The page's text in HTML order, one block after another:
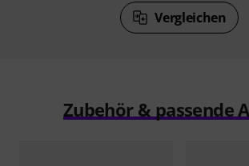
Vergleichen
Zubehör & passende